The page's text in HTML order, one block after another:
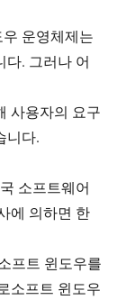
운영체제는
다. 그러나 어
사용자의 요구
니다.
소프트웨어
에 의하면 한
프트 윈도우를
소프트 윈도우